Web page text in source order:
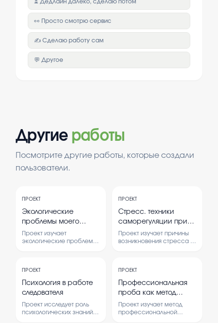
⏳ Дедлайн далеко, сделаю потом
👀 Просто смотрю сервис
✍️ Сделаю работу сам
💬 Другое
Другие работы
Посмотрите другие работы, которые создали
пользователи.
ПРОЕКТ
Экологические
проблемы моего
региона и пути их
решения
Проект изучает
экологические проблемы
рассматриваются
причины загрязнения и
способы улучшения
экологической ситуации.
ПРОЕКТ
Стресс. техники
саморегуляции при
стрессовых
ситуациях
Проект изучает причины
возникновения стресса и
техники, помогающие
справляться с
стрессовыми ситуациями.
ПРОЕКТ
Психология в работе
следователя
Проект исследует роль
психологических знаний в
ПРОЕКТ
Профессиональная
проба как метод
погружения в
профессию учитель
Проект изучает метод
профессиональной